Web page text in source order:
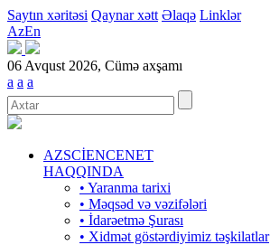
Saytın xəritəsi Qaynar xətt Əlaqə Linklər
AzEn
06 Avqust 2026, Cümə axşamı
a a a
AZSCİENCENET
HAQQINDA
• Yaranma tarixi
• Məqsəd və vəzifələri
• İdarəetmə Şurası
• Xidmət göstərdiyimiz təşkilatlar